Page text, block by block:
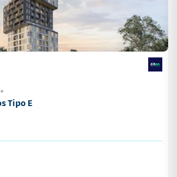
Tipo E